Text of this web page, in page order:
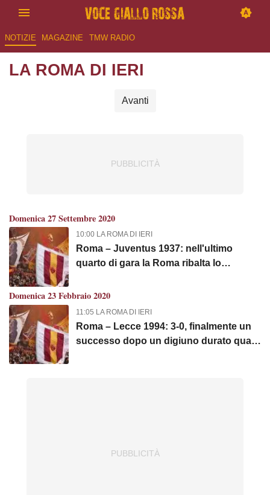
NOTIZIE MAGAZINE TMW RADIO
LA ROMA DI IERI
Avanti
Domenica 27 Settembre 2020
10:00 LA ROMA DI IERI
Roma – Juventus 1937: nell'ultimo
quarto di gara la Roma ribalta lo
Domenica 23 Febbraio 2020
11:05 LA ROMA DI IERI
Roma – Lecce 1994: 3-0, finalmente un
successo dopo un digiuno durato quasi